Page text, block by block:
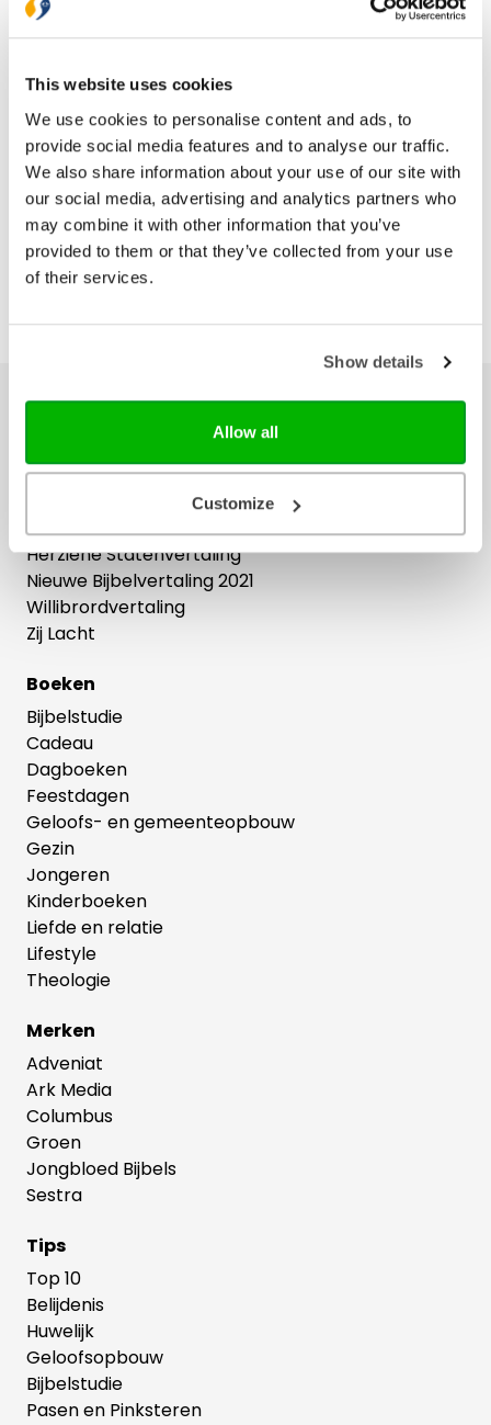
This website uses cookies
We use cookies to personalise content and ads, to
provide social media features and to analyse our traffic.
We also share information about your use of our site with
our social media, advertising and analytics partners who
may combine it with other information that you’ve
provided to them or that they’ve collected from your use
of their services.
Show details
Allow all
Customize
Bezorging binnen 1–2 werkdagen
Gratis verzending vanaf € 20,-
Gratis retourneren
Ons hele assortiment
Bijbels
Het Boek
Herziene Statenvertaling
Nieuwe Bijbelvertaling 2021
Willibrordvertaling
Zij Lacht
Boeken
Bijbelstudie
Cadeau
Dagboeken
Feestdagen
Geloofs- en gemeenteopbouw
Gezin
Jongeren
Kinderboeken
Liefde en relatie
Lifestyle
Theologie
Merken
Adveniat
Ark Media
Columbus
Groen
Jongbloed Bijbels
Sestra
Tips
Top 10
Belijdenis
Huwelijk
Geloofsopbouw
Bijbelstudie
Pasen en Pinksteren